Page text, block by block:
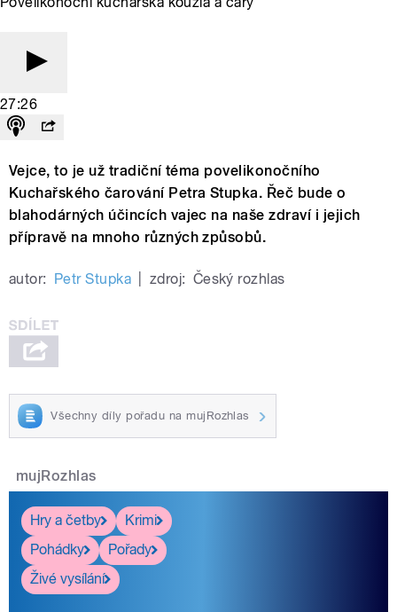
27:26
Vejce, to je už tradiční téma povelikonočního
Kuchařského čarování Petra Stupka. Řeč bude o
blahodárných účincích vajec na naše zdraví i jejich
přípravě na mnoho různých způsobů.
autor: Petr Stupka zdroj: Český rozhlas
Všechny díly pořadu na mujRozhlas
mujRozhlas
Hry a četby
Krimi
Pohádky
Pořady
Živé vysílání